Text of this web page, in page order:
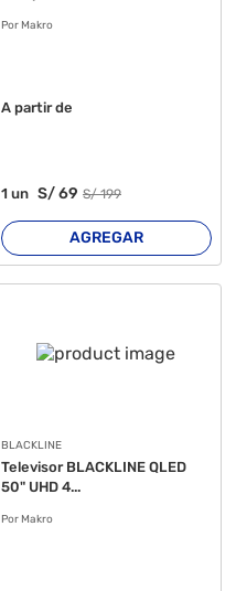
Por Makro
A partir de
1 un S/69 S/199
AGREGAR
BLACKLINE
Televisor BLACKLINE QLED
50" UHD 4...
Por Makro